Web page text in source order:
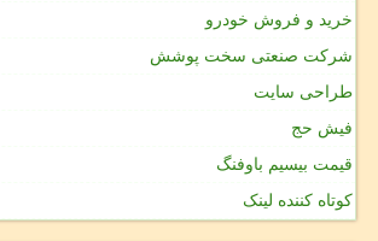
خرید و فروش خودرو
شرکت صنعتی سخت پوشش
طراحی سایت
فیش حج
قیمت بیسیم باوفنگ
کوتاه کننده لینک